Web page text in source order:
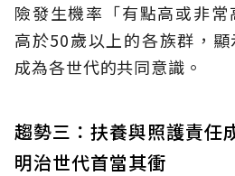
險發生機率「有點高或非常
高於50歲以上的各族群，
成為各世代的共同意識。
趨勢三：扶養與照護責任
明治世代首當其衝